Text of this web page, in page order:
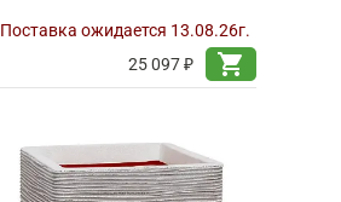
Поставка ожидается 13.08.26г.
25 097 ₽
shopping_cart